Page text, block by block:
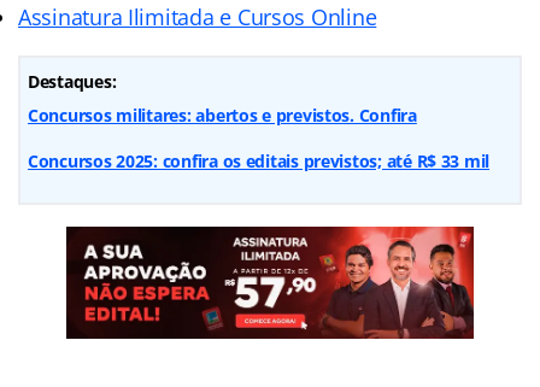
Assinatura Ilimitada e Cursos Online
Destaques:
Concursos militares: abertos e previstos. Confira
Concursos 2025: confira os editais previstos; até R$ 33 mil